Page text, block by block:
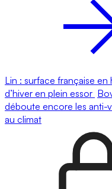
Lin : surface française
d’hiver en plein essor
déboute encore les anti-
au climat